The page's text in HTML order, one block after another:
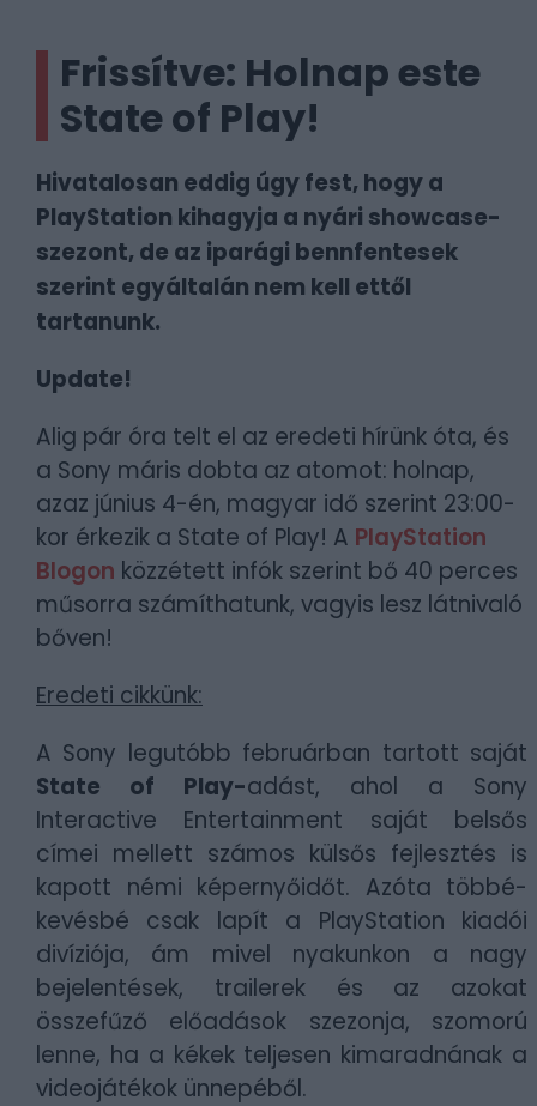
Frissítve: Holnap este
State of Play!
Hivatalosan eddig úgy fest, hogy a
PlayStation kihagyja a nyári showcase-
szezont, de az iparági bennfentesek
szerint egyáltalán nem kell ettől
tartanunk.
Update!
Alig pár óra telt el az eredeti hírünk óta, és
a Sony máris dobta az atomot: holnap,
azaz június 4-én, magyar idő szerint 23:00-
kor érkezik a State of Play! A PlayStation
Blogon közzétett infók szerint bő 40 perces
műsorra számíthatunk, vagyis lesz látnivaló
bőven!
Eredeti cikkünk:
A Sony legutóbb februárban tartott saját
State of Play-adást, ahol a Sony
Interactive Entertainment saját belsős
címei mellett számos külsős fejlesztés is
kapott némi képernyőidőt. Azóta többé-
kevésbé csak lapít a PlayStation kiadói
divíziója, ám mivel nyakunkon a nagy
bejelentések, trailerek és az azokat
összefűző előadások szezonja, szomorú
lenne, ha a kékek teljesen kimaradnának a
videojátékok ünnepéből.